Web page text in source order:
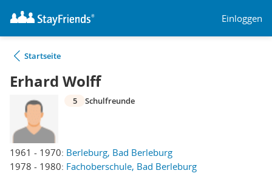
Einloggen
Startseite
Erhard Wolff
1961 - 1970: Berleburg, Bad Berleburg
1978 - 1980: Fachoberschule, Bad Berleburg
5 Schulfreunde